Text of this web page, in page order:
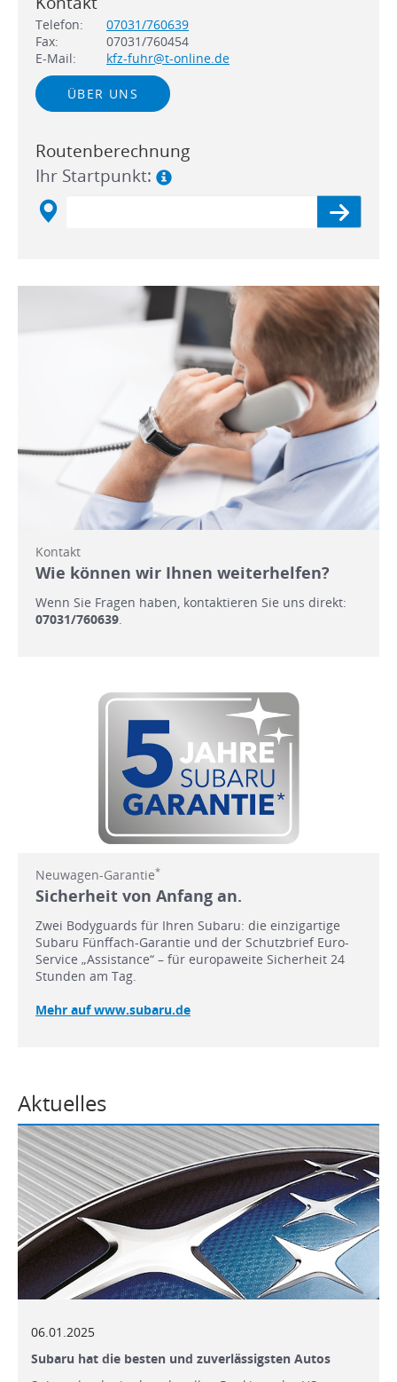
Telefon:
07031/760639
Fax:
07031/760454
E-Mail:
kfz-fuhr@t-online.de
ÜBER UNS
Routenberechnung
Ihr Startpunkt:
Kontakt
Wie können wir Ihnen weiterhelfen?
Wenn Sie Fragen haben, kontaktieren Sie uns direkt:
07031/760639.
Neuwagen-Garantie*
Sicherheit von Anfang an.
Zwei Bodyguards für Ihren Subaru: die einzigartige
Subaru Fünffach-Garantie und der Schutzbrief Euro-
Service „Assistance“ – für europaweite Sicherheit 24
Stunden am Tag.
Mehr auf www.subaru.de
Aktuelles
06.01.2025
Subaru hat die besten und zuverlässigsten Autos